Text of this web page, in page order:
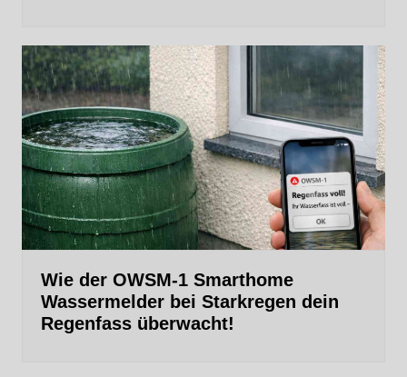
Wie der OWSM‑1 Smarthome
Wassermelder bei Starkregen dein
Regenfass überwacht!